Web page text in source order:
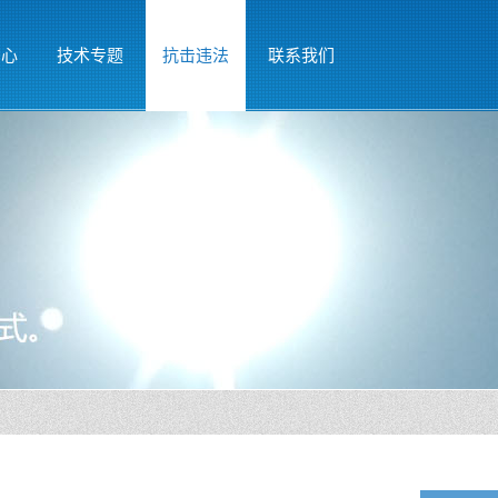
技术专题 抗击违法 联系我们